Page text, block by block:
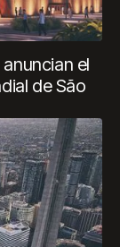
el
de São